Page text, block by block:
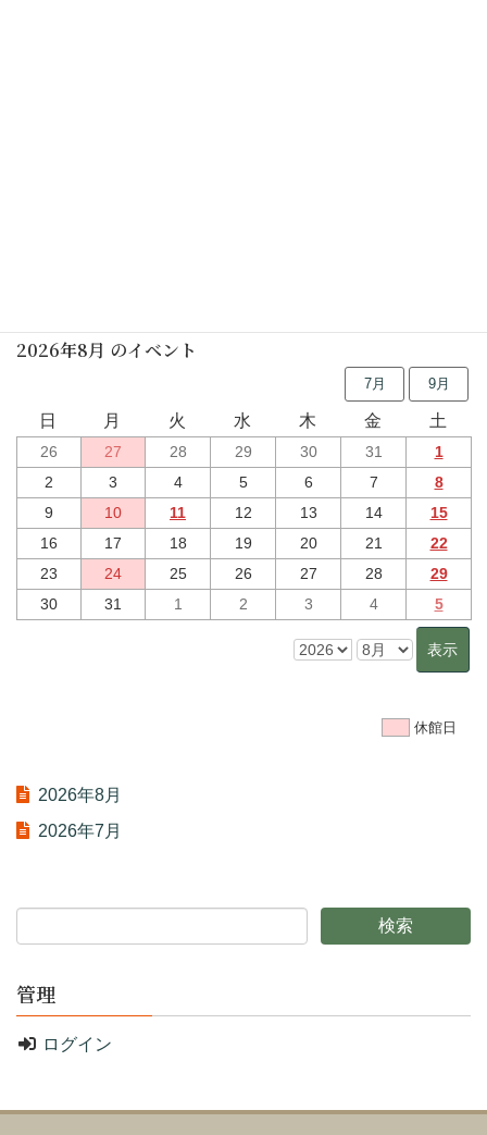
2026年8月 のイベント
7月 9月
日 月 火 水 木 金 土
26 27 28 29 30 31
1
2
3 4 5 6 7
8
9
10 11 12 13 14
15
16
17 18 19 20 21
22
23
24 25 26 27 28
29
30
31 1 2 3 4 5
休館日
2026年8月
2026年7月
管理
ログイン